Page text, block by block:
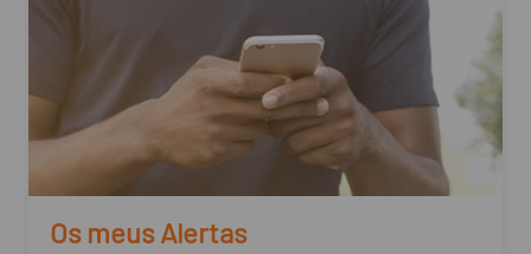
Os meus Alertas